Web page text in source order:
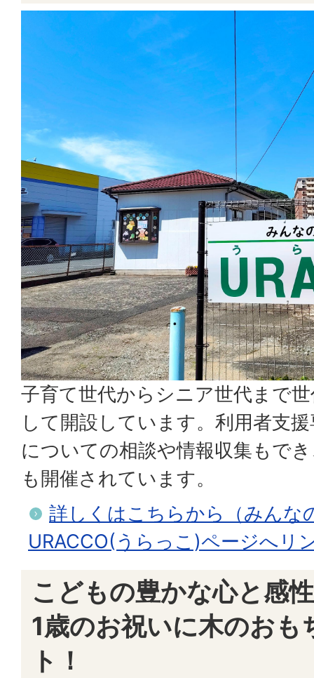
子育て世代からシニア世代まで
して開設しています。利用者支
についての相談や情報収集もで
も開催されています。
詳しくはこちらから（みんな
URACCO(うらっこ)ページへリ
こどもの豊かな心と感
1歳のお祝いに木のおも
ト！